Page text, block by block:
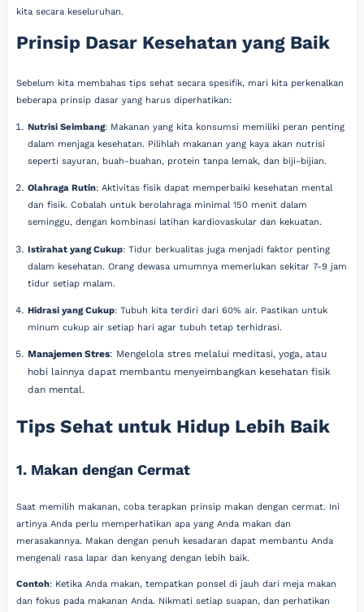
kita secara keseluruhan.
Prinsip Dasar Kesehatan yang Baik
Sebelum kita membahas tips sehat secara spesifik, mari kita perkenalkan
beberapa prinsip dasar yang harus diperhatikan:
Nutrisi Seimbang: Makanan yang kita konsumsi memiliki peran penting
dalam menjaga kesehatan. Pilihlah makanan yang kaya akan nutrisi
seperti sayuran, buah-buahan, protein tanpa lemak, dan biji-bijian.
Olahraga Rutin: Aktivitas fisik dapat memperbaiki kesehatan mental
dan fisik. Cobalah untuk berolahraga minimal 150 menit dalam
seminggu, dengan kombinasi latihan kardiovaskular dan kekuatan.
Istirahat yang Cukup: Tidur berkualitas juga menjadi faktor penting
dalam kesehatan. Orang dewasa umumnya memerlukan sekitar 7-9 jam
tidur setiap malam.
Hidrasi yang Cukup: Tubuh kita terdiri dari 60% air. Pastikan untuk
minum cukup air setiap hari agar tubuh tetap terhidrasi.
Manajemen Stres: Mengelola stres melalui meditasi, yoga, atau
hobi lainnya dapat membantu menyeimbangkan kesehatan fisik
dan mental.
Tips Sehat untuk Hidup Lebih Baik
1. Makan dengan Cermat
Saat memilih makanan, coba terapkan prinsip makan dengan cermat. Ini
artinya Anda perlu memperhatikan apa yang Anda makan dan
merasakannya. Makan dengan penuh kesadaran dapat membantu Anda
mengenali rasa lapar dan kenyang dengan lebih baik.
Contoh: Ketika Anda makan, tempatkan ponsel di jauh dari meja makan
dan fokus pada makanan Anda. Nikmati setiap suapan, dan perhatikan